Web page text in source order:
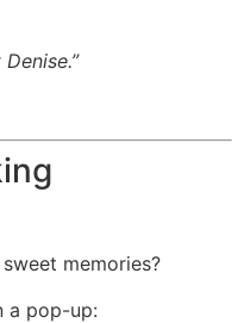
memories?
a pop-up: